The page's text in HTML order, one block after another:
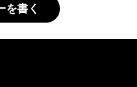
を書く